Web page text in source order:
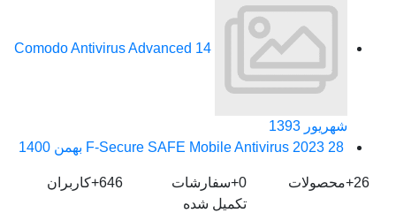
Comodo Antivirus Advanced14
شهریور 1393
F-Secure SAFE Mobile Antivirus 202328 بهمن 1400
26+ محصولات
سفارشات
تکمیل شده
646+ کاربران